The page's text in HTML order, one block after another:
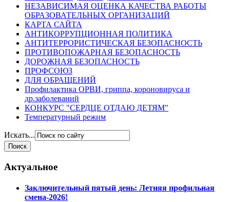
НЕЗАВИСИМАЯ ОЦЕНКА КАЧЕСТВА РАБОТЫ
ОБРАЗОВАТЕЛЬНЫХ ОРГАНИЗАЦИЙ
КАРТА САЙТА
АНТИКОРРУПЦИОННАЯ ПОЛИТИКА
АНТИТЕРРОРИСТИЧЕСКАЯ БЕЗОПАСНОСТЬ
ПРОТИВОПОЖАРНАЯ БЕЗОПАСНОСТЬ
ДОРОЖНАЯ БЕЗОПАСНОСТЬ
ПРОФСОЮЗ
ДЛЯ ОБРАЩЕНИЙ
Профилактика ОРВИ, гриппа, короновируса и
др.заболеваний
КОНКУРС "СЕРДЦЕ ОТДАЮ ДЕТЯМ"
Температурный режим
Искать...
Актуальное
Заключительный пятый день: Летняя профильная
смена-2026!